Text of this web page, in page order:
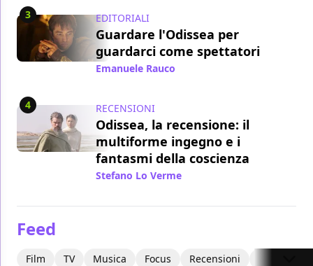
3 EDITORIALI
Guardare l'Odissea per
guardarci come spettatori
Emanuele Rauco
4 RECENSIONI
Odissea, la recensione: il
multiforme ingegno e i
fantasmi della coscienza
Stefano Lo Verme
Feed
Film TV Musica Focus Recensioni